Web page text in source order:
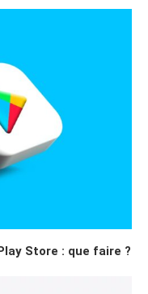
Store : que faire ?